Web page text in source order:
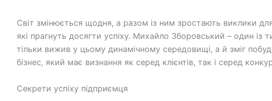
Світ змінюється щодня, а разом із ним зростають виклики
які прагнуть досягти успіху. Михайло Зборовський – один із
тільки вижив у цьому динамічному середовищі, а й зміг
бізнес, який має визнання як серед клієнтів, так і серед
Секрети успіху підприємця